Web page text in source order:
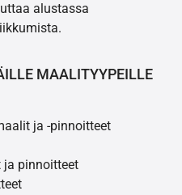
alustassa
MAALITYYPEILLE
ja -pinnoitteet
ja pinnoitteet